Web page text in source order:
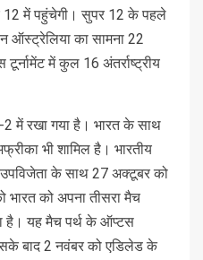
12 में पहुंचेगी। सुपर 12 के पहले
ऑस्ट्रेलिया का सामना 22
में कुल 16 अंतर्राष्ट्रीय
2 में रखा गया है। भारत के साथ
भी शामिल है। भारतीय
के साथ 27 अक्टूबर को
को अपना तीसरा मैच
है। यह मैच पर्थ के ऑप्टस
बाद 2 नवंबर को एडिलेड के